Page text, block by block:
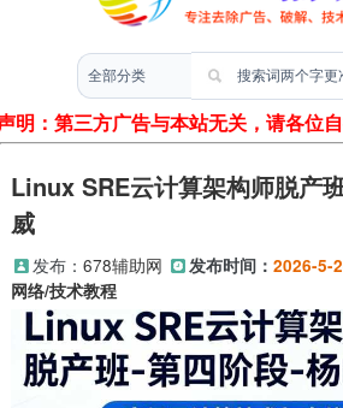
明：第三方广告与本站无关，请各位
Linux SRE云计算架构师脱产
威
发布： 678辅助网 发布时间： 2026-5-
网络/技术教程